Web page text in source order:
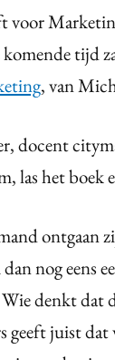
Marketing
tijd
, van
docent
las het boek
ontgaan
nog eens
denkt dat
geeft juist dat